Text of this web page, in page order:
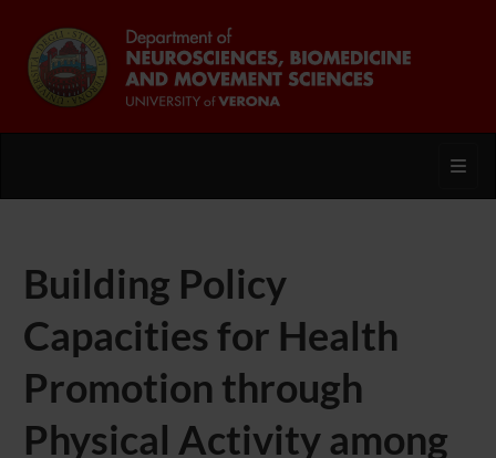
Building Policy
Capacities for Health
Promotion through
Physical Activity among